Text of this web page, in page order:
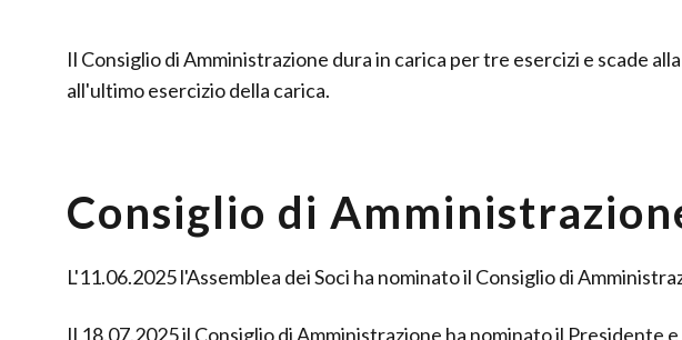
Il Consiglio di Amministrazione dura in carica per tre esercizi e scade
all'ultimo esercizio della carica.
Consiglio di
L'11.06.2025 l'Assemblea dei Soci ha nominato il Consiglio di
Il 18.07.2025 il Consiglio di Amministrazione ha nominato il Presidente